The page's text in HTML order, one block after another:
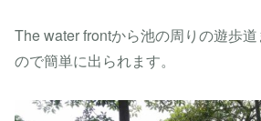
The water frontから池の周りの遊歩
ので簡単に出られます。